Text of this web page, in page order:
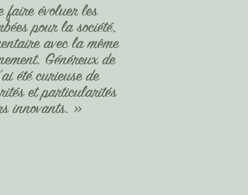
faire évoluer les
pour la société,
avec la même
Généreux de
été curieuse de
et particularités
innovants. »